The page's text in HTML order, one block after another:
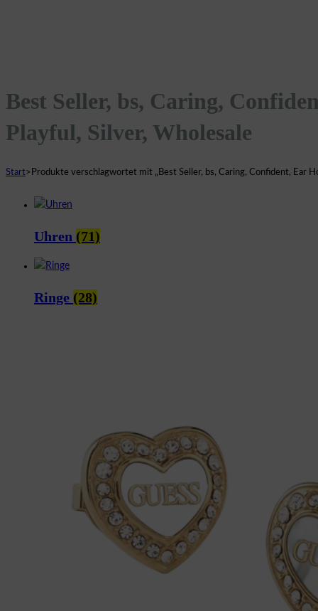
Best Seller, bs, Caring,
Playful, Silver, Wholesale
Start> Produkte verschlagwortet mit „Best Seller, bs, Caring, Confident, Ear
Uhren (71)
Ringe (28)